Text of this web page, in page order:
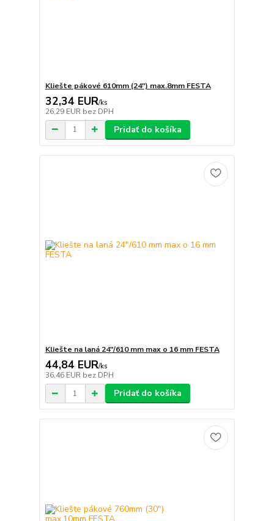
Kliešte pákové 610mm (24") max.8mm FESTA
32,34 EUR/ks
26,29 EUR bez DPH
Pridať do košíka
Kliešte na laná 24"/610 mm max o 16 mm FESTA
44,84 EUR/ks
36,46 EUR bez DPH
Pridať do košíka